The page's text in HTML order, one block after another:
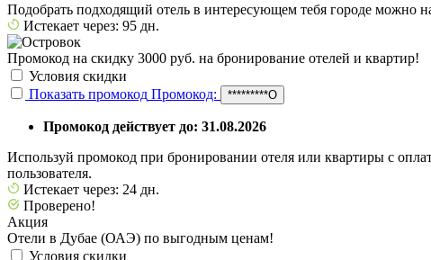
Подобрать подходящий отель в интересующем тебя городе можно
Истекает через: 95 дн.
Промокод на скидку 3000 руб. на бронирование отелей и квартир!
Условия скидки
Показать промокод Промокод: *********О
Промокод действует до: 31.08.2026
Используй промокод при бронировании отеля или квартиры с
пользователя.
Истекает через: 24 дн.
Проверено!
Акция
Отели в Дубае (ОАЭ) по выгодным ценам!
Условия скидки